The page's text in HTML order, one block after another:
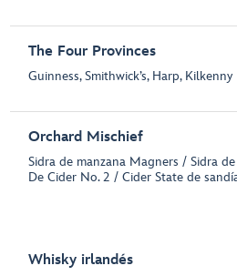
The Four Provinces
Guinness, Smithwick’s, Harp, Kilkenny
Orchard Mischief
Sidra de manzana Magners / Sidra
De Cider No. 2 / Cider State de
Whisky irlandés